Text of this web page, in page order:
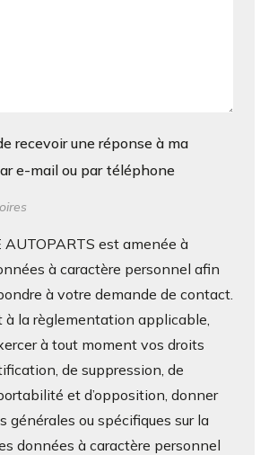
recevoir une réponse à ma
e-mail ou par téléphone
AUTOPARTS est amenée à
à caractère personnel afin
à votre demande de contact.
à la règlementation applicable,
à tout moment vos droits
de suppression, de
et d’opposition, donner
générales ou spécifiques sur la
données à caractère personnel